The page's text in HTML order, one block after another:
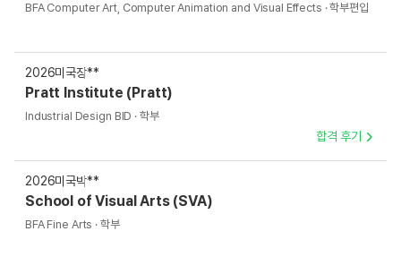
BFA Computer Art, Computer Animation and Visual Effects · 학부편입
2026미국장**
Pratt Institute (Pratt)
Industrial Design BID · 학부
합격 후기
2026미국박**
School of Visual Arts (SVA)
BFA Fine Arts · 학부